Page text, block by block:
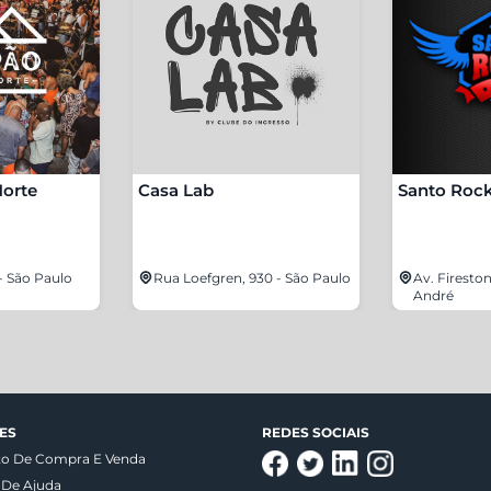
São Paulo
Casa Lab
Rua Loefgren, 930 - São Paulo
Santo
Av.
André
De Compra E Venda
Ajuda
REDES SOCIAIS